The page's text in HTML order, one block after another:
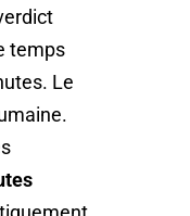
temps
Le